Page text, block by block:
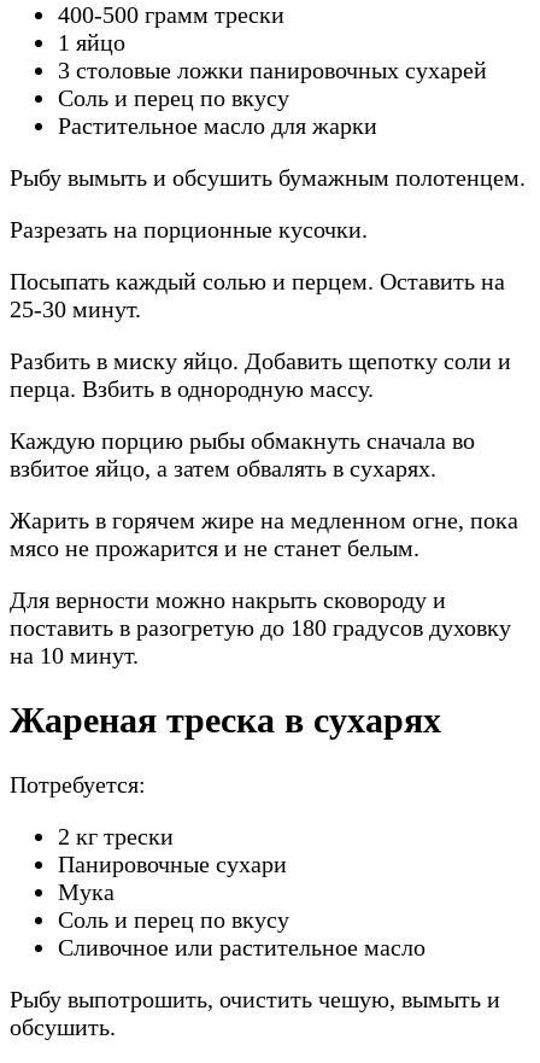
400-500 грамм трески
1 яйцо
3 столовые ложки панировочных сухарей
Соль и перец по вкусу
Растительное масло для жарки
Рыбу вымыть и обсушить бумажным полотенцем.
Разрезать на порционные кусочки.
Посыпать каждый солью и перцем. Оставить на
25-30 минут.
Разбить в миску яйцо. Добавить щепотку соли и
перца. Взбить в однородную массу.
Каждую порцию рыбы обмакнуть сначала во
взбитое яйцо, а затем обвалять в сухарях.
Жарить в горячем жире на медленном огне, пока
мясо не прожарится и не станет белым.
Для верности можно накрыть сковороду и
поставить в разогретую до 180 градусов духовку
на 10 минут.
Жареная треска в сухарях
Потребуется:
2 кг трески
Панировочные сухари
Мука
Соль и перец по вкусу
Сливочное или растительное масло
Рыбу выпотрошить, очистить чешую, вымыть и
обсушить.